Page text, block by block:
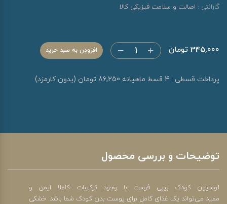
گارانتی : اصالت و سلامت فیزیکی کالا
345,000 تومان افزودن به سبد خرید
پرداخت قسطی : 4 قسط ماهیانه 86,250 تومان (بدون کارمزد)
توضیحات و بررسی محصول
لوسیون کودک بیبی فرست با وجود ترکیبات کاملا ایمن و
مفید می‌تواند یک غذای کامل برای پوست بدن کودک شما باشد. خشکی